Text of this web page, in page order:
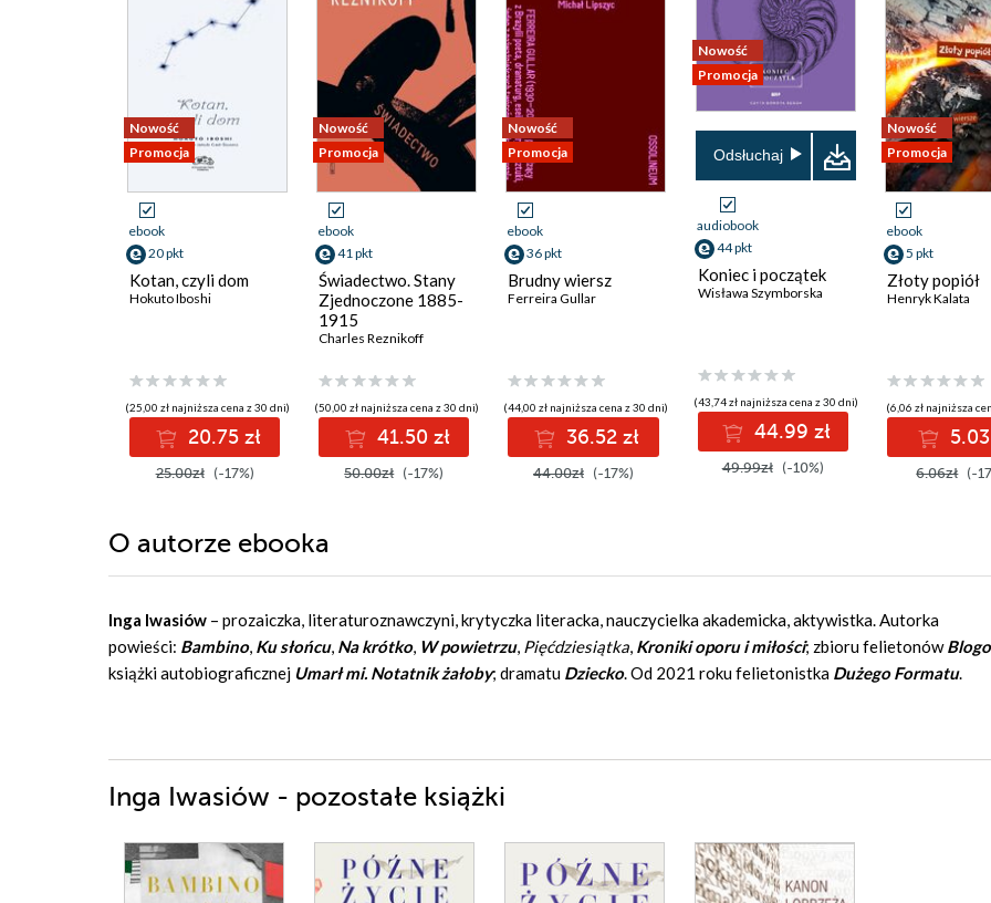
Nowość
Promocja
ebook
20 pkt
Kotan, czyli dom
Hokuto Iboshi
(25,00 zł najniższa cena z 30 dni)
20.75 zł
25.00zł (-17%)
Nowość
Promocja
ebook
41 pkt
Świadectwo. Stany
Zjednoczone 1885-
1915
Charles Reznikoff
(50,00 zł najniższa cena z 30 dni)
41.50 zł
50.00zł (-17%)
Nowość
Promocja
ebook
36 pkt
Brudny wiersz
Ferreira Gullar
(44,00 zł najniższa cena z 30 dni)
36.52 zł
44.00zł (-17%)
Nowość
Promocja
Odsłuchaj
audiobook
44 pkt
Koniec i początek
Wisława Szymborska
(43,74 zł najniższa cena z 30 dni)
44.99 zł
49.99zł (-10%)
Nowość
Promocja
ebook
5 pkt
Złoty popiół
Henryk Kalata
(6,06 zł najniższa
6.06zł (-
O autorze ebooka
Inga Iwasiów – prozaiczka, literaturoznawczyni, krytyczka literacka, nauczycielka akademicka, aktywistka. Autorka
powieści: Bambino, Ku słońcu, Na krótko, W powietrzu, Pięćdziesiątka, Kroniki oporu i miłości; zbioru felietonów
książki autobiograficznej Umarł mi. Notatnik żałoby; dramatu Dziecko. Od 2021 roku felietonistka Dużego Formatu.
Inga Iwasiów - pozostałe książki